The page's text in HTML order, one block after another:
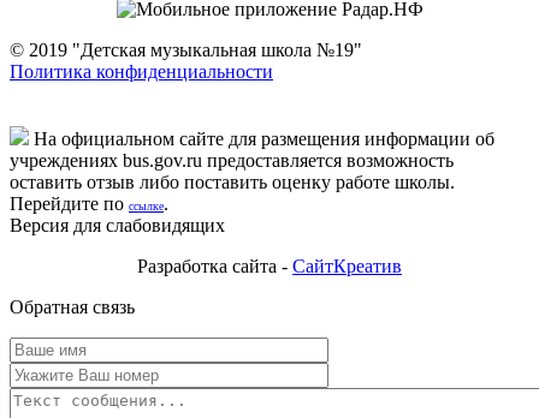
© 2019 "Детская музыкальная школа №19"
Политика конфиденциальности
На официальном сайте для размещения информации об
учреждениях bus.gov.ru предоставляется возможность
оставить отзыв либо поставить оценку работе школы.
Перейдите по ссылке.
Версия для слабовидящих
Разработка сайта - СайтКреатив
Обратная связь